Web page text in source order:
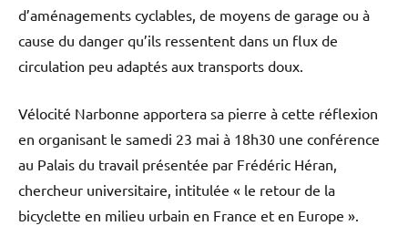
d’aménagements cyclables, de moyens de garage ou à
cause du danger qu’ils ressentent dans un flux de
circulation peu adaptés aux transports doux.
Vélocité Narbonne apportera sa pierre à cette réflexion
en organisant le samedi 23 mai à 18h30 une conférence
au Palais du travail présentée par Frédéric Héran,
chercheur universitaire, intitulée « le retour de la
bicyclette en milieu urbain en France et en Europe ».